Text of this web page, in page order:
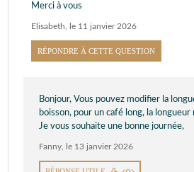
Merci à vous
Elisabeth le 11 janvier 2026
RÉPONDRE À CETTE QUESTION
Bonjour, Vous pouvez modifier la
boisson, pour un café long, la
Je vous souhaite une bonne journée,
Fanny le 13 janvier 2026